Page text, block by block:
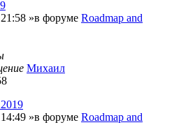
»в форуме Roadmap and
Михаил
»в форуме Roadmap and